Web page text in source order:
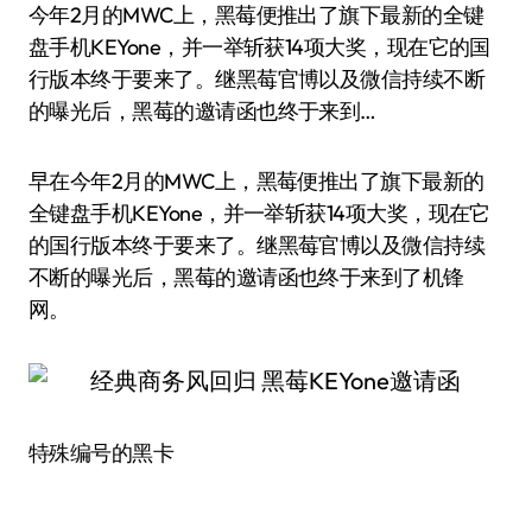
今年2月的MWC上，黑莓便推出了旗下最新的全键
盘手机KEYone，并一举斩获14项大奖，现在它的国
行版本终于要来了。继黑莓官博以及微信持续不断
的曝光后，黑莓的邀请函也终于来到…
早在今年2月的MWC上，黑莓便推出了旗下最新的
全键盘手机KEYone，并一举斩获14项大奖，现在它
的国行版本终于要来了。继黑莓官博以及微信持续
不断的曝光后，黑莓的邀请函也终于来到了机锋
网。
特殊编号的黑卡